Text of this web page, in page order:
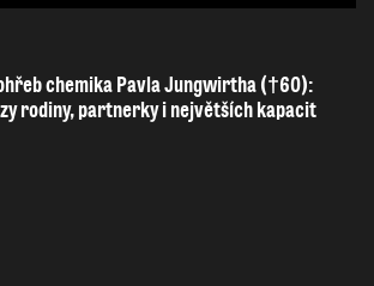
chemika Pavla Jungwirtha (†60):
rodiny, partnerky i největších kapacit